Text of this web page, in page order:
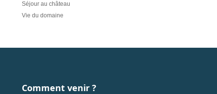
Séjour au château
Vie du domaine
Comment venir ?